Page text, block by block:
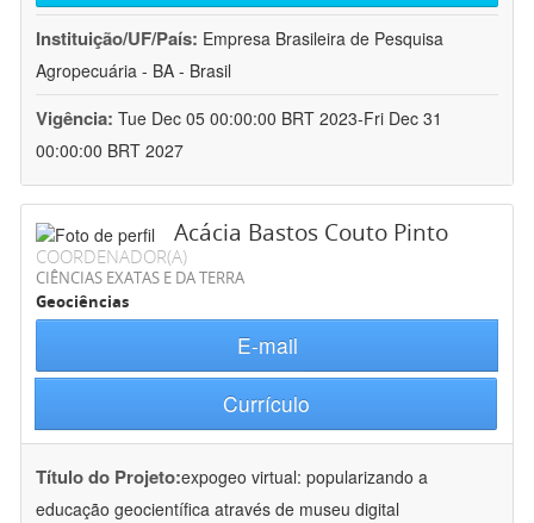
Instituição/UF/País: Empresa Brasileira de Pesquisa
Agropecuária - BA - Brasil
Vigência: Tue Dec 05 00:00:00 BRT 2023-Fri Dec 31
00:00:00 BRT 2027
Acácia Bastos Couto Pinto
COORDENADOR(A)
CIÊNCIAS EXATAS E DA TERRA
Geociências
E-mail
Currículo
Título do Projeto:expogeo virtual: popularizando a
educação geocientífica através de museu digital